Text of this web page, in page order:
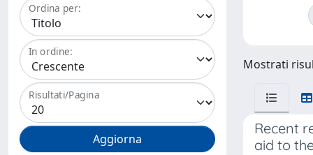
Ordina per:
In ordine:
Risultati/Pagina
Mostrati
Recent
aid to